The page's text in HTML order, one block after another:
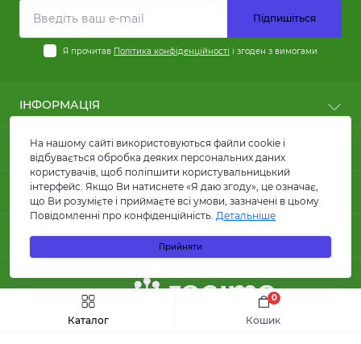
Каталог Кошик
0
Швидке замовлення
Підпишіться
Я прочитав Політика конфіденційності і згоден з вимогами
ІНФОРМАЦІЯ
Користні статті
Оплата
Доставка
Договір публічної оферти
FAQ
Про магазин
Відгуки
Повернення товару
Карта сайту
ПОПУЛЯРНЕ
Кабелі силові
Кабелі для сонячних панелей та батарей
Провід ПВ1 та ПВ3
Лотки металеві
Акумуляторні батареї
Інвертори
Автоматичні вимикачі
Диференціальні автомати
КОНТАКТИ ТА АДРЕСА
вул. Кирилівська, 86, м.Київ
Гуртова компанія КАРАТ ЛТД
Інтернент магазин КАРАТ ЛТД
order@karatltd.com.ua
МЕСЕНДЖЕРИ
Viber
На нашому сайті використовуються файли cookie і
відбувається обробка деяких персональних даних
користувачів, щоб поліпшити користувальницький
інтерфейс. Якщо Ви натиснете «Я даю згоду», це означає,
що Ви розумієте і приймаєте всі умови, зазначені в цьому
Повідомленні про конфіденційність. Детальніше
Прийняти